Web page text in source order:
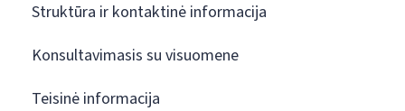
Struktūra ir kontaktinė informacija
Konsultavimasis su visuomene
Teisinė informacija